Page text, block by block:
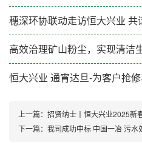
穗深环协联动走访恒大兴业
高效治理矿山粉尘，实现清洁
上一篇： 招贤纳士丨恒大兴业2025新
下一篇： 我司成功中标 中国一冶 污